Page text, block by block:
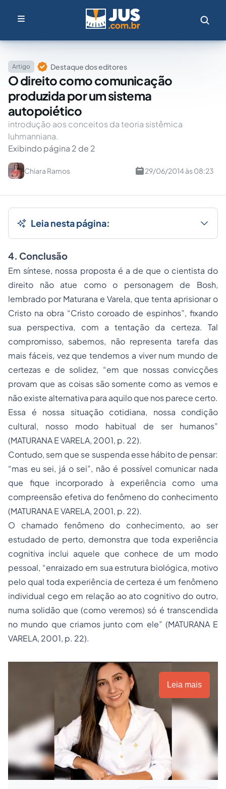
Artigo Destaque dos editores
O direito como comunicação
produzida por um sistema
autopoiético
introdução aos conceitos da teoria sistêmica
luhmanniana.
Exibindo página 2 de 2
Chiara Ramos 29/06/2014 às 08:23
Leia nesta página:
4. Conclusão
Em síntese, nossa proposta é a de que o cientista do
direito não atue como o personagem de Bosh,
lembrado por Maturana e Varela, que tenta aprisionar o
Cristo na obra “Cristo coroado de espinhos”, fixando
sua perspectiva, com a tentação da certeza. Tal
compromisso, sabemos, não representa tarefa das
mais fáceis, vez que tendemos a viver num mundo de
certezas e de solidez, “em que nossas convicções
provam que as coisas são somente como as vemos e
não existe alternativa para aquilo que nos parece certo.
Essa é nossa situação cotidiana, nossa condição
cultural, nosso modo habitual de ser humanos”
(MATURANA E VARELA, 2001, p. 22).
Contudo, sem que se suspenda esse hábito de pensar:
“mas eu sei, já o sei”, não é possível comunicar nada
que fique incorporado à experiência como uma
compreensão efetiva do fenômeno do conhecimento
(MATURANA E VARELA, 2001, p. 22).
O chamado fenômeno do conhecimento, ao ser
estudado de perto, demonstra que toda experiência
cognitiva inclui aquele que conhece de um modo
pessoal, “enraizado em sua estrutura biológica, motivo
pelo qual toda experiência de certeza é um fenômeno
individual cego em relação ao ato cognitivo do outro,
numa solidão que (como veremos) só é transcendida
no mundo que criamos junto com ele” (MATURANA E
VARELA, 2001, p. 22).
Leia mais